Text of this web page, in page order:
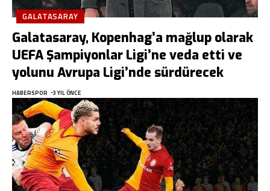
GALATASARAY
Galatasaray, Kopenhag’a mağlup olarak
UEFA Şampiyonlar Ligi’ne veda etti ve
yolunu Avrupa Ligi’nde sürdürecek
HABERSPOR 3 YIL ÖNCE